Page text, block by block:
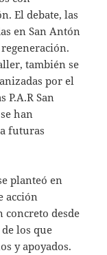
El debate, las
en San Antón
también se
por el
P.A.R San
han
futuras
planteó en
acción
concreto desde
los que
y apoyados.